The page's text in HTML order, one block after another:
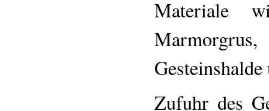
Materiale
Gesteinshalde
Zufuhr des